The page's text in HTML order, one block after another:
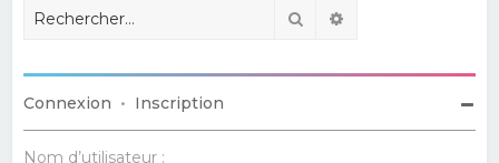
Rechercher
Connexion • Inscription
Nom d’utilisateur :